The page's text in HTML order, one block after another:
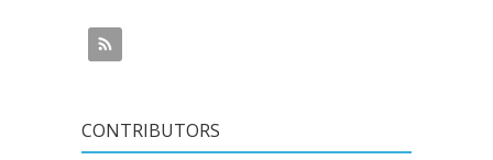
CONTRIBUTORS